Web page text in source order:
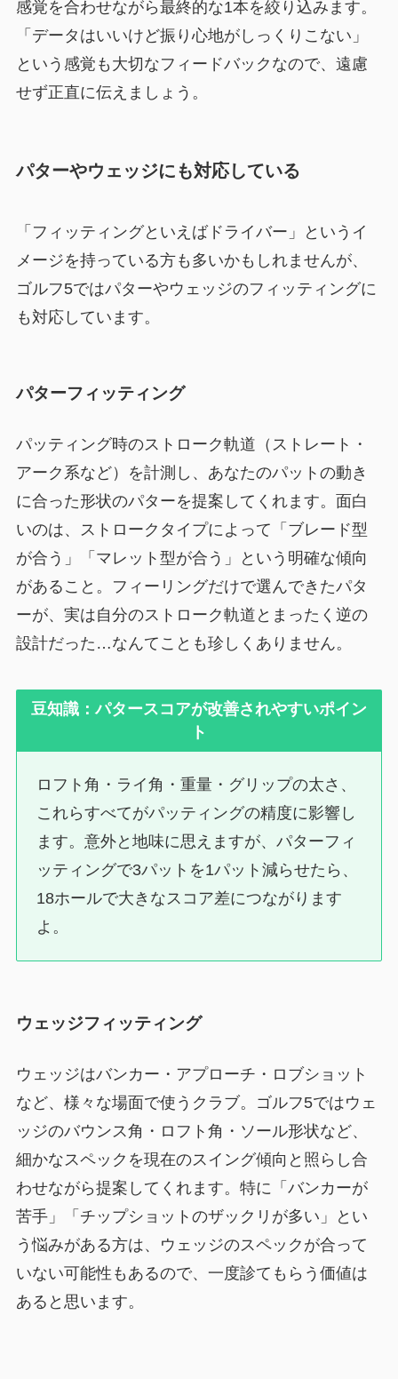
感覚を合わせながら最終的な1本を絞り込みます。
「データはいいけど振り心地がしっくりこない」
という感覚も大切なフィードバックなので、遠慮
せず正直に伝えましょう。
パターやウェッジにも対応している
「フィッティングといえばドライバー」というイ
メージを持っている方も多いかもしれませんが、
ゴルフ5ではパターやウェッジのフィッティングに
も対応しています。
パターフィッティング
パッティング時のストローク軌道（ストレート・
アーク系など）を計測し、あなたのパットの動き
に合った形状のパターを提案してくれます。面白
いのは、ストロークタイプによって「ブレード型
が合う」「マレット型が合う」という明確な傾向
があること。フィーリングだけで選んできたパタ
ーが、実は自分のストローク軌道とまったく逆の
設計だった…なんてことも珍しくありません。
豆知識：パタースコアが改善されやすいポイン
ト
ロフト角・ライ角・重量・グリップの太さ、
これらすべてがパッティングの精度に影響し
ます。意外と地味に思えますが、パターフィ
ッティングで3パットを1パット減らせたら、
18ホールで大きなスコア差につながります
よ。
ウェッジフィッティング
ウェッジはバンカー・アプローチ・ロブショット
など、様々な場面で使うクラブ。ゴルフ5ではウェ
ッジのバウンス角・ロフト角・ソール形状など、
細かなスペックを現在のスイング傾向と照らし合
わせながら提案してくれます。特に「バンカーが
苦手」「チップショットのザックリが多い」とい
う悩みがある方は、ウェッジのスペックが合って
いない可能性もあるので、一度診てもらう価値は
あると思います。